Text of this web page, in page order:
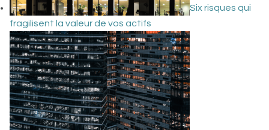
Six risques qui
fragilisent la valeur de vos actifs